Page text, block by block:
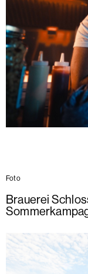
Foto
Brauerei